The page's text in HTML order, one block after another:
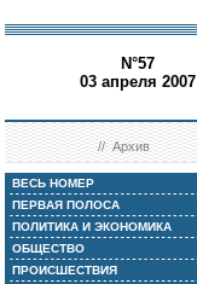
N°57
03 апреля 2007
//Архив
ВЕСЬ НОМЕР
ПЕРВАЯ ПОЛОСА
ПОЛИТИКА И ЭКОНОМИКА
ОБЩЕСТВО
ПРОИСШЕСТВИЯ